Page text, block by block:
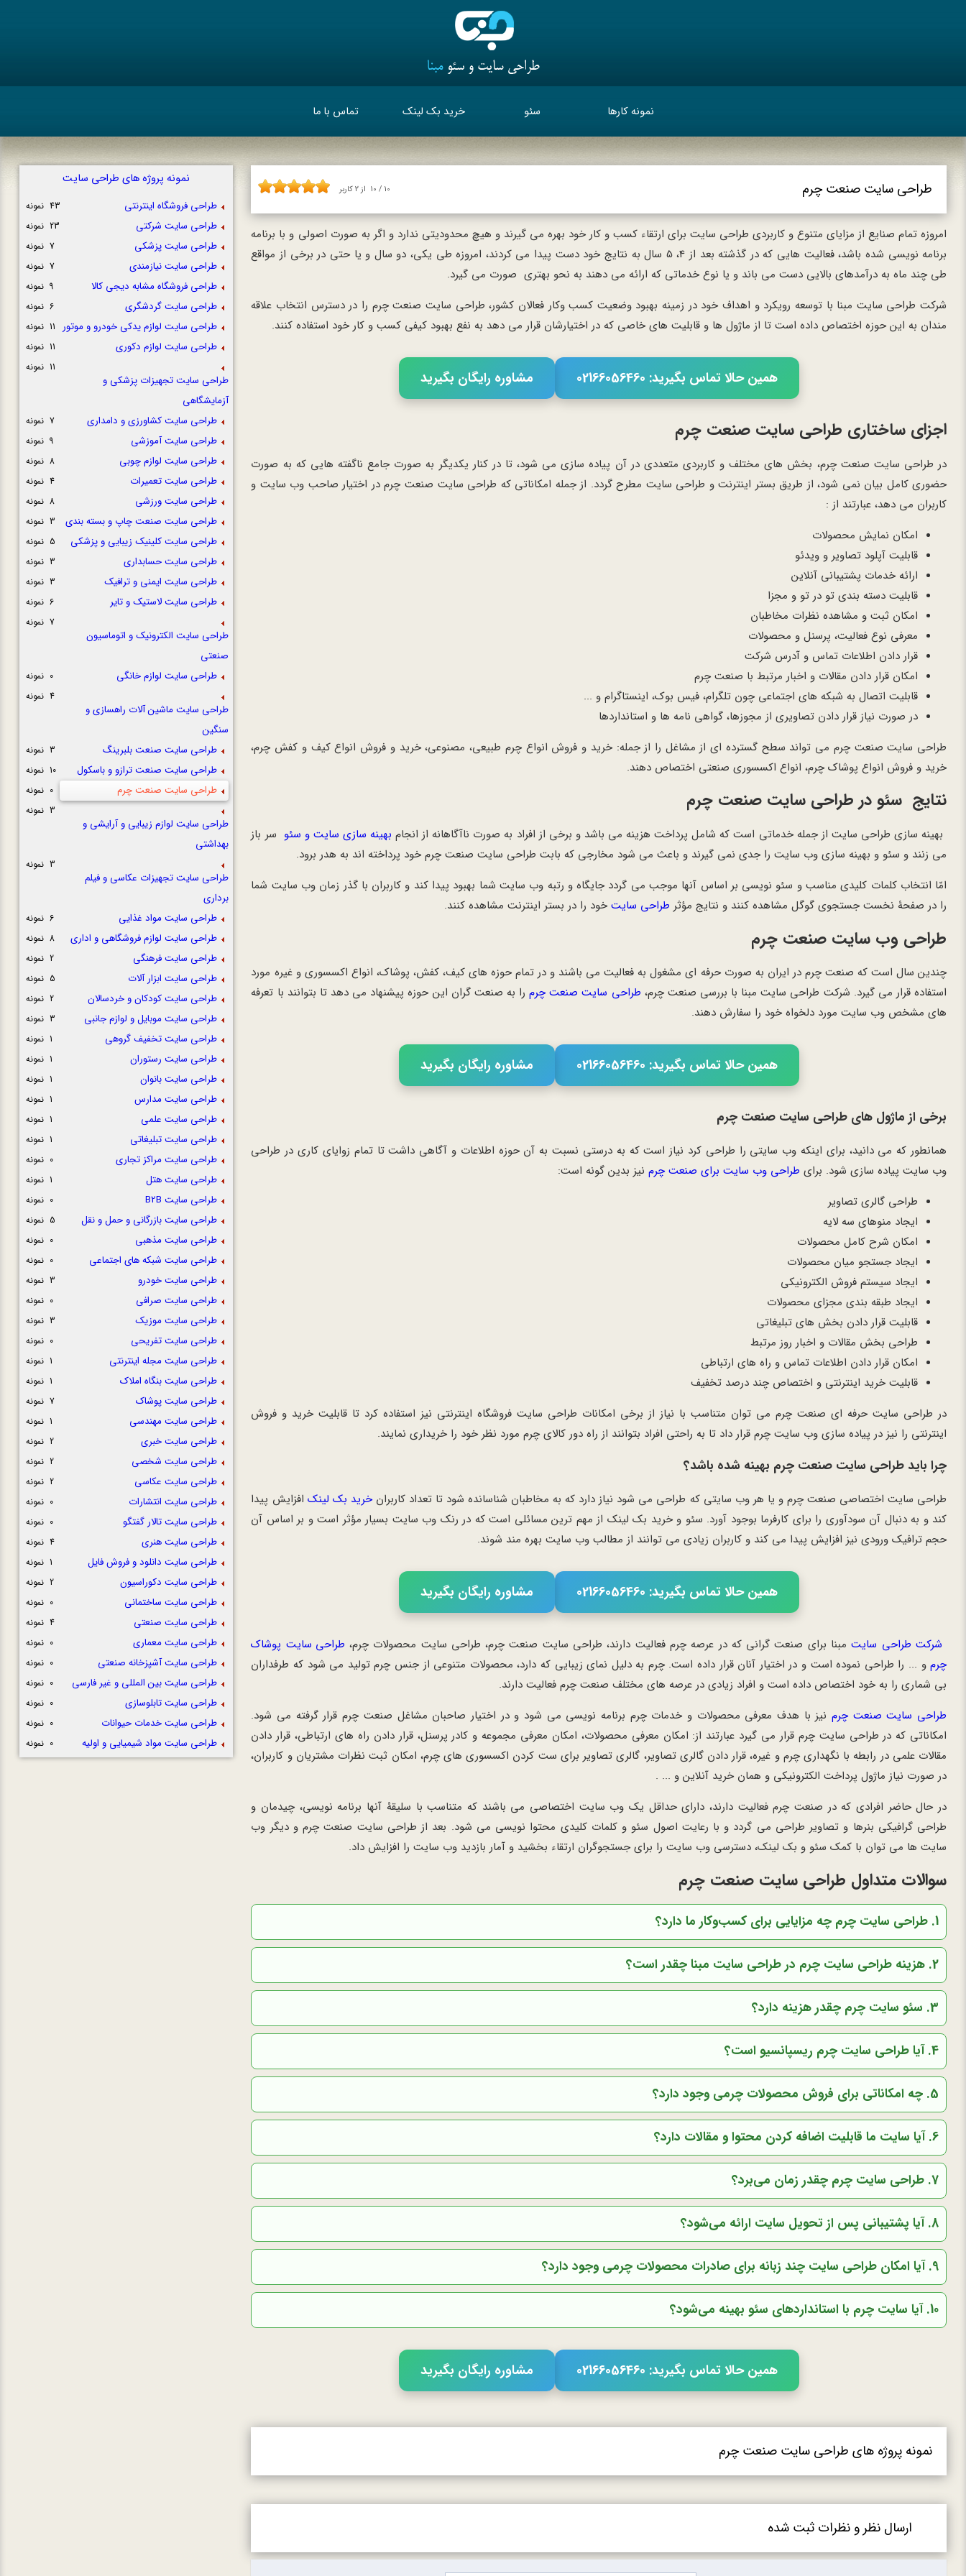
نمونه کارها سئو خرید بک لینک تماس با ما
طراحی سایت صنعت چرم 10 / 10 از2کاربر
امروزه تمام صنایع از مزایای متنوع و کاربردی طراحی سایت برای ارتقاء کسب و کار خود بهره می گیرند و هیچ محدودیتی ندارد و اگر به صورت اصولی و با برنامه
برنامه نویسی شده باشد، فعالیت هایی که در گذشته بعد از 4، 5 سال به نتایج خود دست پیدا می کردند، امروزه طی یکی، دو سال و یا حتی در برخی از مواقع
طی چند ماه به درآمدهای بالایی دست می باند و یا نوع خدماتی که ارائه می دهند به نحو بهتری صورت می گیرد.
شرکت طراحی سایت مبنا با توسعه رویکرد و اهداف خود در زمینه بهبود وضعیت کسب وکار فعالان کشور، طراحی سایت صنعت چرم را در دسترس انتخاب علاقه
مندان به این حوزه اختصاص داده است تا از ماژول ها و قابلیت های خاصی که در اختیارشان قرار می دهد به نفع بهبود کیفی کسب و کار خود استفاده کنند.
همین حالا تماس بگیرید: 02166056460 مشاوره رایگان بگیرید
اجزای ساختاری طراحی سایت صنعت چرم
در طراحی سایت صنعت چرم، بخش های مختلف و کاربردی متعددی در آن پیاده سازی می شود، تا در کنار یکدیگر به صورت جامع ناگفته هایی که به صورت
حضوری کامل بیان نمی شود، از طریق بستر اینترنت و طراحی سایت مطرح گردد. از جمله امکاناتی که طراحی سایت صنعت چرم در اختیار صاحب وب سایت و
کاربران می دهد، عبارتند از :
امکان نمایش محصولات
قابلیت آپلود تصاویر و ویدئو
ارائه خدمات پشتیبانی آنلاین
قابلیت دسته بندی تو در تو و مجزا
امکان ثبت و مشاهده نظرات مخاطبان
معرفی نوع فعالیت، پرسنل و محصولات
قرار دادن اطلاعات تماس و آدرس شرکت
امکان قرار دادن مقالات و اخبار مرتبط با صنعت چرم
قابلیت اتصال به شبکه های اجتماعی چون تلگرام، فیس بوک، اینستاگرام و ...
در صورت نیاز قرار دادن تصاویری از مجوزها، گواهی نامه ها و استانداردها
طراحی سایت صنعت چرم می تواند سطح گسترده ای از مشاغل را از جمله: خرید و فروش انواع چرم طبیعی، مصنوعی، خرید و فروش انواع کیف و کفش چرم،
خرید و فروش انواع پوشاک چرم، انواع اکسسوری صنعتی اختصاص دهند.
نتایج سئو در طراحی سایت صنعت چرم
بهینه سازی طراحی سایت از جمله خدماتی است که شامل پرداخت هزینه می باشد و برخی از افراد به صورت ناآگاهانه از انجام بهینه سازی سایت و سئو سر باز
می زنند و سئو و بهینه سازی وب سایت را جدی نمی گیرند و باعث می شود مخارجی که بابت طراحی سایت صنعت چرم خود پرداخته اند به هدر برود.
امّا انتخاب کلمات کلیدی مناسب و سئو نویسی بر اساس آنها موجب می گردد جایگاه و رتبه وب سایت شما بهبود پیدا کند و کاربران با گذر زمان وب سایت شما
را در صفحۀ نخست جستجوی گوگل مشاهده کنند و نتایج مؤثر طراحی سایتخود را در بستر اینترنت مشاهده کنند.
طراحی وب سایت صنعت چرم
چندین سال است که صنعت چرم در ایران به صورت حرفه ای مشغول به فعالیت می باشند و در تمام حوزه های کیف، کفش، پوشاک، انواع اکسسوری و غیره مورد
استفاده قرار می گیرد. شرکت طراحی سایت مبنا با بررسی صنعت چرم، طراحی سایت صنعت چرمرا به صنعت گران این حوزه پیشنهاد می دهد تا بتوانند با تعرفه
های مشخص وب سایت مورد دلخواه خود را سفارش دهند.
همین حالا تماس بگیرید: 02166056460 مشاوره رایگان بگیرید
برخی از ماژول های طراحی سایت صنعت چرم
همانطور که می دانید، برای اینکه وب سایتی را طراحی کرد نیاز است که به درستی نسبت به آن حوزه اطلاعات و آگاهی داشت تا تمام زوایای کاری در طراحی
وب سایت پیاده سازی شود. برای طراحی وب سایت برای صنعت چرمنیز بدین گونه است:
طراحی گالری تصاویر
ایجاد منوهای سه لایه
امکان شرح کامل محصولات
ایجاد جستجو میان محصولات
ایجاد سیستم فروش الکترونیکی
ایجاد طبقه بندی مجزای محصولات
قابلیت قرار دادن بخش های تبلیغاتی
طراحی بخش مقالات و اخبار روز مرتبط
امکان قرار دادن اطلاعات تماس و راه های ارتباطی
قابلیت خرید اینترنتی و اختصاص چند درصد تخفیف
در طراحی سایت حرفه ای صنعت چرم می توان متناسب با نیاز از برخی امکانات طراحی سایت فروشگاه اینترنتی نیز استفاده کرد تا قابلیت خرید و فروش
اینترنتی را نیز در پیاده سازی وب سایت چرم قرار داد تا به راحتی افراد بتوانند از راه دور کالای چرم مورد نظر خود را خریداری نمایند.
چرا باید طراحی سایت صنعت چرم بهینه شده باشد؟
طراحی سایت اختصاصی صنعت چرم و یا هر وب سایتی که طراحی می شود نیاز دارد که به مخاطبان شناسانده شود تا تعداد کاربرانخرید بک لینک افزایش پیدا
کند و به دنبال آن سودآوری را برای کارفرما بوجود آورد. سئو و خرید بک لینک از مهم ترین مسائلی است که در رنک وب سایت بسیار مؤثر است و بر اساس آن
حجم ترافیک ورودی نیز افزایش پیدا می کند و کاربران زیادی می توانند از مطالب وب سایت بهره مند شوند.
همین حالا تماس بگیرید: 02166056460 مشاوره رایگان بگیرید
شرکت طراحی سایتمبنا برای صنعت گرانی که در عرصه چرم فعالیت دارند، طراحی سایت صنعت چرم، طراحی سایت محصولات چرم، طراحی سایت پوشاک
چرمو ... را طراحی نموده است و در اختیار آنان قرار داده است. چرم به دلیل نمای زیبایی که دارد، محصولات متنوعی از جنس چرم تولید می شود که طرفداران
بی شماری را به خود اختصاص داده است و افراد زیادی در عرصه های مختلف صنعت چرم فعالیت دارند.
طراحی سایت صنعت چرمنیز با هدف معرفی محصولات و خدمات چرم برنامه نویسی می شود و در اختیار صاحبان مشاغل صنعت چرم قرار گرفته می شود.
امکاناتی که در طراحی سایت چرم قرار می گیرد عبارتند از: امکان معرفی محصولات، امکان معرفی مجموعه و کادر پرسنل، قرار دادن راه های ارتباطی، قرار دادن
مقالات علمی در رابطه با نگهداری چرم و غیره، قرار دادن گالری تصاویر، گالری تصاویر برای ست کردن اکسسوری های چرم، امکان ثبت نظرات مشتریان و کاربران،
در صورت نیاز ماژول پرداخت الکترونیکی و همان خرید آنلاین و ... .
در حال حاضر افرادی که در صنعت چرم فعالیت دارند، دارای حداقل یک وب سایت اختصاصی می باشند که متناسب با سلیقۀ آنها برنامه نویسی، چیدمان و
طراحی گرافیکی بنرها و تصاویر طراحی می گردد و با رعایت اصول سئو و کلمات کلیدی محتوا نویسی می شود. بعد از طراحی سایت صنعت چرم و دیگر وب
سایت ها می توان با کمک سئو و بک لینک، دسترسی وب سایت را برای جستجوگران ارتقاء بخشید و آمار بازدید وب سایت را افزایش داد.
سوالات متداول طراحی سایت صنعت چرم
1. طراحی سایت چرم چه مزایایی برای کسب‌وکار ما دارد؟
2. هزینه طراحی سایت چرم در طراحی سایت مبنا چقدر است؟
3. سئو سایت چرم چقدر هزینه دارد؟
4. آیا طراحی سایت چرم ریسپانسیو است؟
5. چه امکاناتی برای فروش محصولات چرمی وجود دارد؟
6. آیا سایت ما قابلیت اضافه کردن محتوا و مقالات دارد؟
7. طراحی سایت چرم چقدر زمان می‌برد؟
8. آیا پشتیبانی پس از تحویل سایت ارائه می‌شود؟
9. آیا امکان طراحی سایت چند زبانه برای صادرات محصولات چرمی وجود دارد؟
10. آیا سایت چرم با استانداردهای سئو بهینه می‌شود؟
همین حالا تماس بگیرید: 02166056460 مشاوره رایگان بگیرید
نمونه پروژه های طراحی سایت صنعت چرم
ارسال نظر و نظرات ثبت شده
نمونه پروژه های طراحی سایت
طراحی فروشگاه اینترنتی 43 نمونه
طراحی سایت شرکتی 23 نمونه
طراحی سایت پزشکی 7 نمونه
طراحی سایت نیازمندی 7 نمونه
طراحی فروشگاه مشابه دیجی کالا 9 نمونه
طراحی سایت گردشگری 6 نمونه
طراحی سایت لوازم یدکی خودرو و موتور 11 نمونه
طراحی سایت لوازم دکوری 11 نمونه
طراحی سایت تجهیزات پزشکی و
آزمایشگاهی
11 نمونه
طراحی سایت کشاورزی و دامداری 7 نمونه
طراحی سایت آموزشی 9 نمونه
طراحی سایت لوازم چوبی 8 نمونه
طراحی سایت تعمیرات 4 نمونه
طراحی سایت ورزشی 8 نمونه
طراحی سایت صنعت چاپ و بسته بندی 3 نمونه
طراحی سایت کلینیک زیبایی و پزشکی 5 نمونه
طراحی سایت حسابداری 3 نمونه
طراحی سایت ایمنی و ترافیک 3 نمونه
طراحی سایت لاستیک و تایر 6 نمونه
طراحی سایت الکترونیک و اتوماسیون
صنعتی
7 نمونه
طراحی سایت لوازم خانگی 0 نمونه
طراحی سایت ماشین آلات راهسازی و
سنگین
4 نمونه
طراحی سایت صنعت بلبرینگ 3 نمونه
طراحی سایت صنعت ترازو و باسکول 10 نمونه
طراحی سایت صنعت چرم 0 نمونه
طراحی سایت لوازم زیبایی و آرایشی و
بهداشتی
3 نمونه
طراحی سایت تجهیزات عکاسی و فیلم
برداری
3 نمونه
طراحی سایت مواد غذایی 6 نمونه
طراحی سایت لوازم فروشگاهی و اداری 8 نمونه
طراحی سایت فرهنگی 2 نمونه
طراحی سایت ابزار آلات 5 نمونه
طراحی سایت کودکان و خردسالان 2 نمونه
طراحی سایت موبایل و لوازم جانبی 3 نمونه
طراحی سایت تخفیف گروهی 1 نمونه
طراحی سایت رستوران 1 نمونه
طراحی سایت بانوان 1 نمونه
طراحی سایت مدارس 1 نمونه
طراحی سایت علمی 1 نمونه
طراحی سایت تبلیغاتی 1 نمونه
طراحی سایت مراکز تجاری 0 نمونه
طراحی سایت هتل 1 نمونه
طراحی سایت B2B 0 نمونه
طراحی سایت بازرگانی و حمل و نقل 5 نمونه
طراحی سایت مذهبی 0 نمونه
طراحی سایت شبکه های اجتماعی 0 نمونه
طراحی سایت خودرو 3 نمونه
طراحی سایت صرافی 0 نمونه
طراحی سایت موزیک 3 نمونه
طراحی سایت تفریحی 0 نمونه
طراحی سایت مجله اینترنتی 1 نمونه
طراحی سایت بنگاه املاک 1 نمونه
طراحی سایت پوشاک 7 نمونه
طراحی سایت مهندسی 1 نمونه
طراحی سایت خبری 2 نمونه
طراحی سایت شخصی 2 نمونه
طراحی سایت عکاسی 2 نمونه
طراحی سایت انتشارات 0 نمونه
طراحی سایت تالار گفتگو 0 نمونه
طراحی سایت هنری 4 نمونه
طراحی سایت دانلود و فروش فایل 1 نمونه
طراحی سایت دکوراسیون 2 نمونه
طراحی سایت ساختمانی 0 نمونه
طراحی سایت صنعتی 4 نمونه
طراحی سایت معماری 0 نمونه
طراحی سایت آشپزخانه صنعتی 0 نمونه
طراحی سایت بین المللی و غیر فارسی 0 نمونه
طراحی سایت تابلوسازی 0 نمونه
طراحی سایت خدمات حیوانات 0 نمونه
طراحی سایت مواد شیمیایی و اولیه 0 نمونه